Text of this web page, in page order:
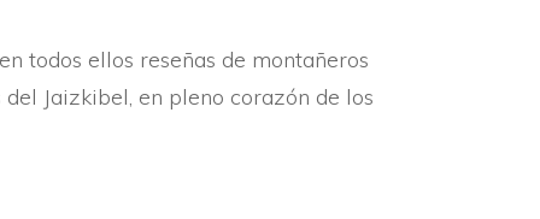
todos ellos reseñas de montañeros
Jaizkibel, en pleno corazón de los